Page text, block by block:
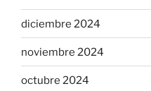
diciembre 2024
noviembre 2024
octubre 2024